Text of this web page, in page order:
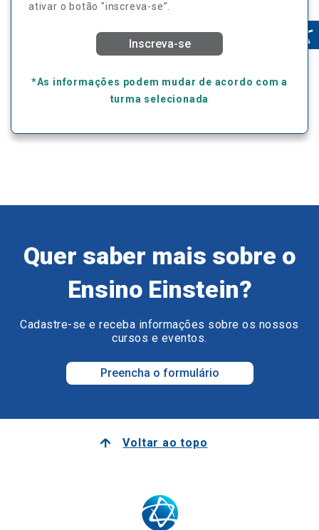
ativar o botão "inscreva-se”.
Inscreva-se
*As informações podem mudar de acordo com a
turma selecionada
Quer saber mais sobre o
Ensino Einstein?
Cadastre-se e receba informações sobre os nossos
cursos e eventos.
Preencha o formulário
Voltar ao topo